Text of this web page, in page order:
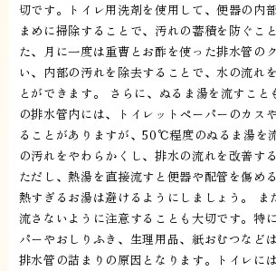
切です。トイレ用洗剤を使用して、便器の内
まめに掃除することで、汚れの蓄積を防ぐこ
た、月に一度は重曹とお酢を使った排水管の
い、内部の汚れを除去することで、水の流れ
とができます。 さらに、ぬるま湯を流すこと
の排水管内には、トイレットペーパーのカス
ることがありますが、50℃程度のぬるま湯を
の汚れをやわらかくし、排水の流れを改善す
ただし、熱湯を直接流すと便器や配管を傷め
熱すぎるお湯は避けるようにしましょう。 ま
流さないように注意することも大切です。特
パーやおしりふき、生理用品、紙おむつなど
排水管の詰まりの原因となります。トイレに